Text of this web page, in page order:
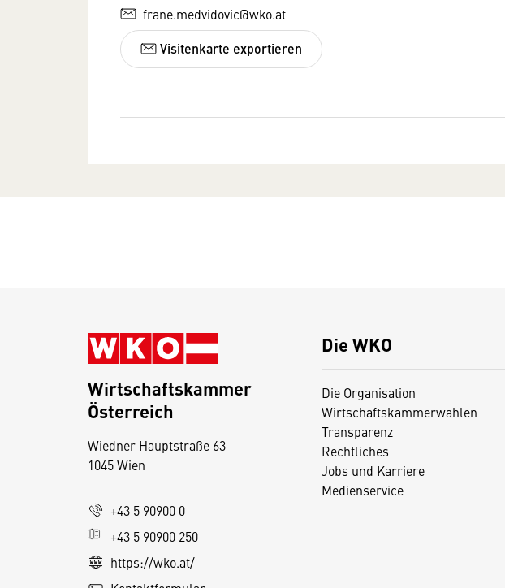
frane.medvidovic@wko.at
Visitenkarte exportieren
Die WKO
Die Organisation
Wirtschaftskammerwahlen
Transparenz
Rechtliches
Jobs und Karriere
Medienservice
Wirtschaftskammer
Österreich
Wiedner Hauptstraße 63
1045 Wien
+43 5 90900 0
+43 5 90900 250
https://wko.at/